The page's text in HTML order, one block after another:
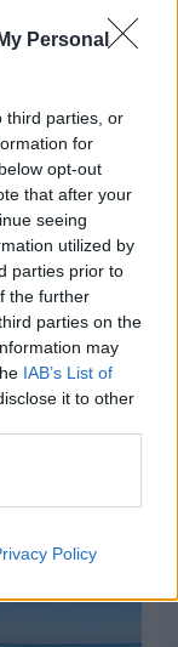
Personal
third parties, or
for
opt-out
that after your
seeing
utilized by
parties prior to
the further
parties on the
may
IAB’s List of
it to other
Policy
o lună.
presiune pe